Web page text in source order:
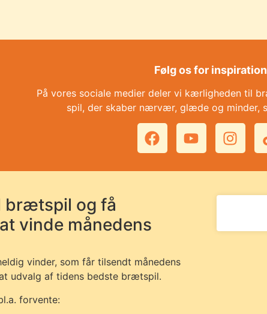
Følg os for inspiration
På vores sociale medier deler vi kærligheden til
spil, der skaber nærvær, glæde og minder,
brætspil og få
vinde månedens
vinder, som får tilsendt månedens
udvalg af tidens bedste brætspil.
forvente: